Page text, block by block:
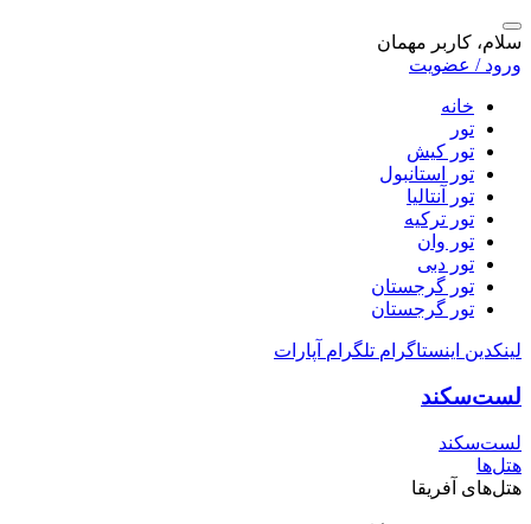
سلام، کاربر مهمان
ورود / عضویت
خانه
تور
تور کیش
تور استانبول
تور آنتالیا
تور ترکیه
تور وان
تور دبی
تور گرجستان
تور گرجستان
لینکدین اینستاگرام تلگرام آپارات
لست‌سکند
لست‌سکند
هتل‌ها
هتل‌های آفریقا